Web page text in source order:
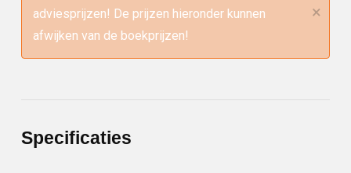
adviesprijzen! De prijzen hieronder kunnen
afwijken van de boekprijzen!
×
Specificaties